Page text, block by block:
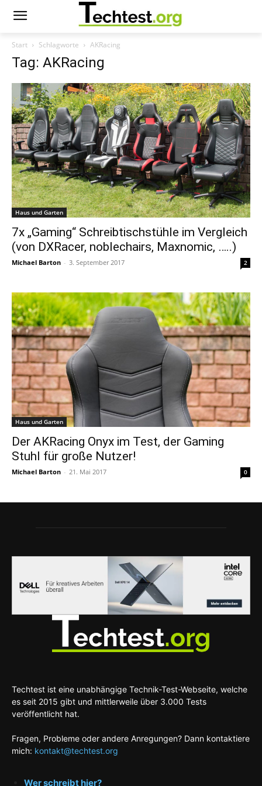
Start Schlagworte AKRacing
Tag: AKRacing
Haus und Garten
7x „Gaming“ Schreibtischstühle im Vergleich
(von DXRacer, noblechairs, Maxnomic, …..)
Michael Barton - 3. September 2017 2
Haus und Garten
Der AKRacing Onyx im Test, der Gaming
Stuhl für große Nutzer!
Michael Barton - 21. Mai 2017 0
Techtest ist eine unabhängige Technik-Test-Webseite, welche
es seit 2015 gibt und mittlerweile über 3.000 Tests
veröffentlicht hat.
Fragen, Probleme oder andere Anregungen? Dann kontaktiere
mich: kontakt@techtest.org
Wer schreibt hier?